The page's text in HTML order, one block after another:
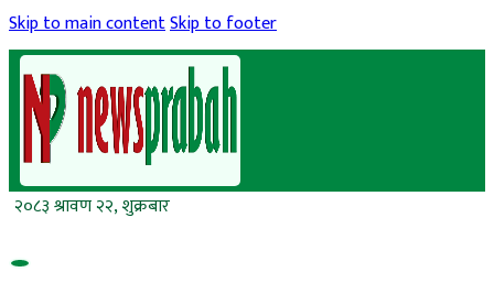
Skip to main contentSkip to footer
२०८३ श्रावण २२, शुक्रबार